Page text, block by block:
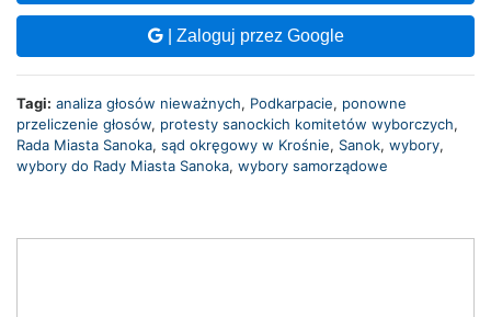
| Zaloguj przez Google
Tagi: analiza głosów nieważnych, Podkarpacie, ponowne
przeliczenie głosów, protesty sanockich komitetów wyborczych,
Rada Miasta Sanoka, sąd okręgowy w Krośnie, Sanok, wybory,
wybory do Rady Miasta Sanoka, wybory samorządowe